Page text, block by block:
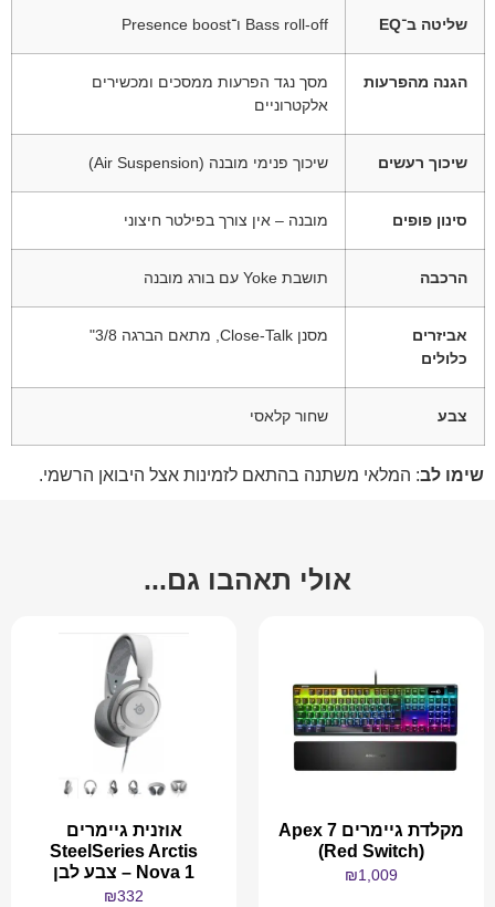
שליטה ב־EQ Bass roll-off ו־Presence boost
הגנה מהפרעות
מסך נגד הפרעות ממסכים ומכשירים
אלקטרוניים
שיכוך רעשים שיכוך פנימי מובנה (Air Suspension)
סינון פופים מובנה – אין צורך בפילטר חיצוני
הרכבה תושבת Yoke עם בורג מובנה
אביזרים
כלולים
מסנן Close-Talk, מתאם הברגה 3/8"
צבע שחור קלאסי
שימו לב: המלאי משתנה בהתאם לזמינות אצל היבואן הרשמי.
אולי תאהבו גם...
מקלדת גיימרים Apex 7
(Red Switch)
₪1,009
אוזנית גיימרים
SteelSeries Arctis
Nova 1 – צבע לבן
₪332